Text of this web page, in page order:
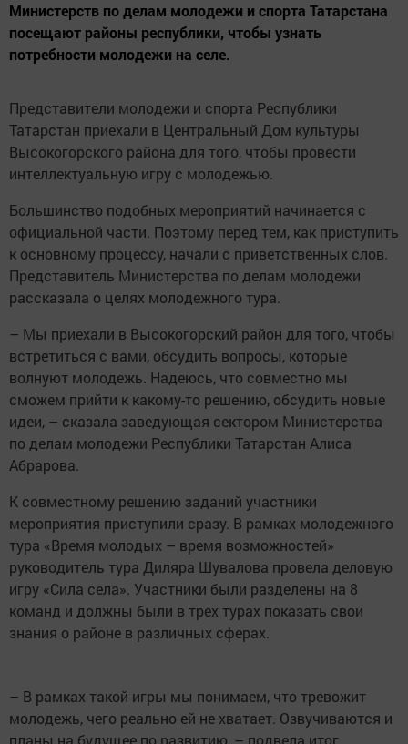
Министерств по делам молодежи и спорта Татарстана
посещают районы республики, чтобы узнать
потребности молодежи на селе.
Представители молодежи и спорта Республики
Татарстан приехали в Центральный Дом культуры
Высокогорского района для того, чтобы провести
интеллектуальную игру с молодежью.
Большинство подобных мероприятий начинается с
официальной части. Поэтому перед тем, как приступить
к основному процессу, начали с приветственных слов.
Представитель Министерства по делам молодежи
рассказала о целях молодежного тура.
– Мы приехали в Высокогорский район для того, чтобы
встретиться с вами, обсудить вопросы, которые
волнуют молодежь. Надеюсь, что совместно мы
сможем прийти к какому-то решению, обсудить новые
идеи, – сказала заведующая сектором Министерства
по делам молодежи Республики Татарстан Алиса
Абрарова.
К совместному решению заданий участники
мероприятия приступили сразу. В рамках молодежного
тура «Время молодых – время возможностей»
руководитель тура Диляра Шувалова провела деловую
игру «Сила села». Участники были разделены на 8
команд и должны были в трех турах показать свои
знания о районе в различных сферах.
– В рамках такой игры мы понимаем, что тревожит
молодежь, чего реально ей не хватает. Озвучиваются и